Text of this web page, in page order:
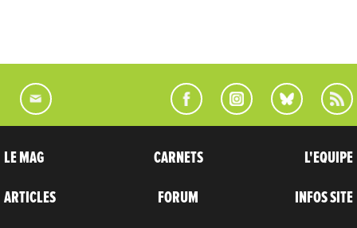
LE MAG
ARTICLES
CARNETS
FORUM
L'EQUIPE
INFOS SITE